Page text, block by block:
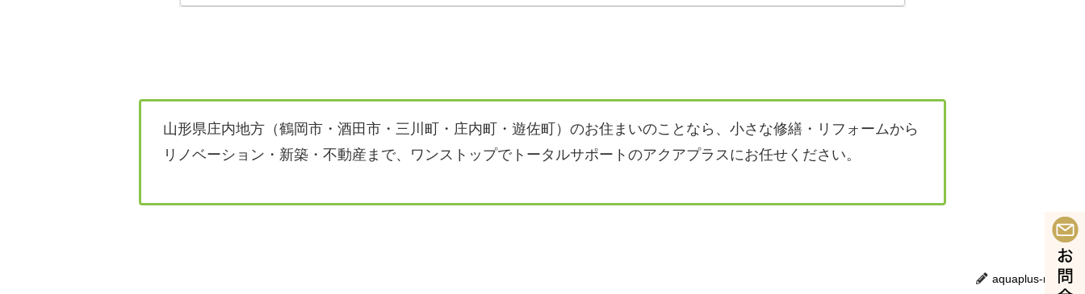
山形県庄内地方（鶴岡市・酒田市・三川町・庄内町・遊佐町）のお住まいのことなら、小さな修繕・リフォームから
リノベーション・新築・不動産まで、ワンストップでトータルサポートのアクアプラスにお任せください。
aquaplus-reform